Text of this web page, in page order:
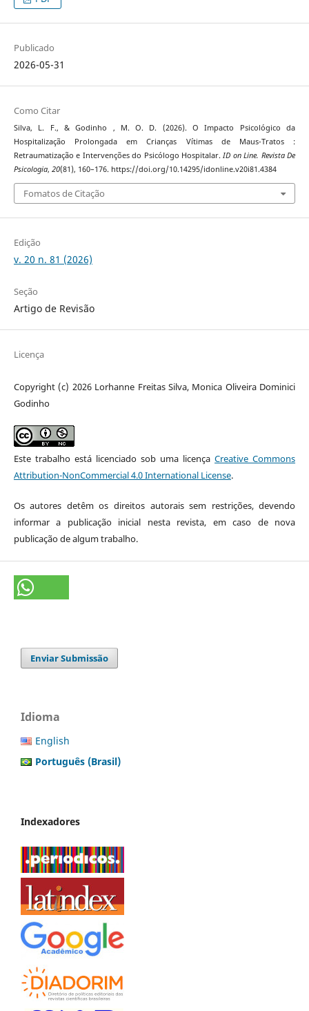
Publicado
2026-05-31
Como Citar
Silva, L. F., & Godinho , M. O. D. (2026). O Impacto Psicológico da
Hospitalização Prolongada em Crianças Vítimas de Maus-Tratos :
Retraumatização e Intervenções do Psicólogo Hospitalar.ID on Line. Revista De
Psicologia, 20(81), 160–176. https://doi.org/10.14295/idonline.v20i81.4384
Fomatos de Citação
Edição
v. 20 n. 81 (2026)
Seção
Artigo de Revisão
Licença
Copyright (c) 2026 Lorhanne Freitas Silva, Monica Oliveira Dominici
Godinho
Este trabalho está licenciado sob uma licençaCreative Commons
Attribution-NonCommercial 4.0 International License.
Os autores detêm os direitos autorais sem restrições, devendo
informar a publicação inicial nesta revista, em caso de nova
publicação de algum trabalho.
Enviar Submissão
Idioma
English
Português (Brasil)
Indexadores